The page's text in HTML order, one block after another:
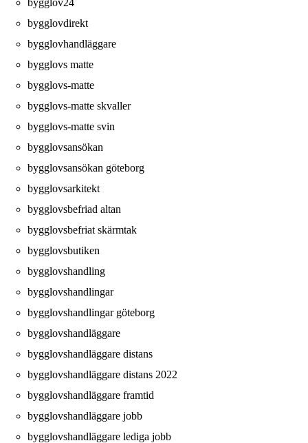
bygglovdirekt
bygglovhandläggare
bygglovs matte
bygglovs-matte
bygglovs-matte skvaller
bygglovs-matte svin
bygglovsansökan
bygglovsansökan göteborg
bygglovsarkitekt
bygglovsbefriad altan
bygglovsbefriat skärmtak
bygglovsbutiken
bygglovshandling
bygglovshandlingar
bygglovshandlingar göteborg
bygglovshandläggare
bygglovshandläggare distans
bygglovshandläggare distans 2022
bygglovshandläggare framtid
bygglovshandläggare jobb
bygglovshandläggare lediga jobb